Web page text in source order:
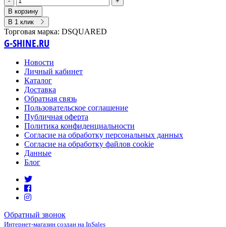
В корзину
В 1 клик
Торговая марка: DSQUARED
G-SHINE.RU
Новости
Личный кабинет
Каталог
Доставка
Обратная связь
Пользовательское соглашение
Публичная оферта
Политика конфиденциальности
Согласие на обработку персональных данных
Согласие на обработку файлов cookie
Данные
Блог
Обратный звонок
Интернет-магазин создан на InSales